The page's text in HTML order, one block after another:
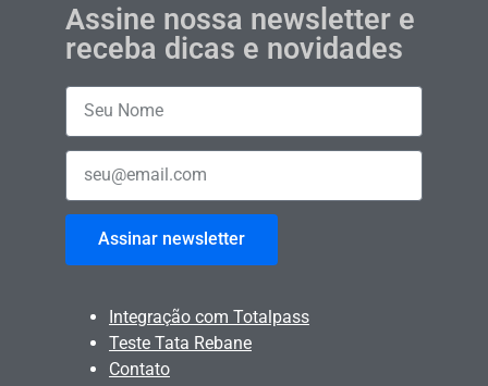
Assine nossa newsletter e
receba dicas e novidades
Assinar newsletter
Integração com Totalpass
Teste Tata Rebane
Contato